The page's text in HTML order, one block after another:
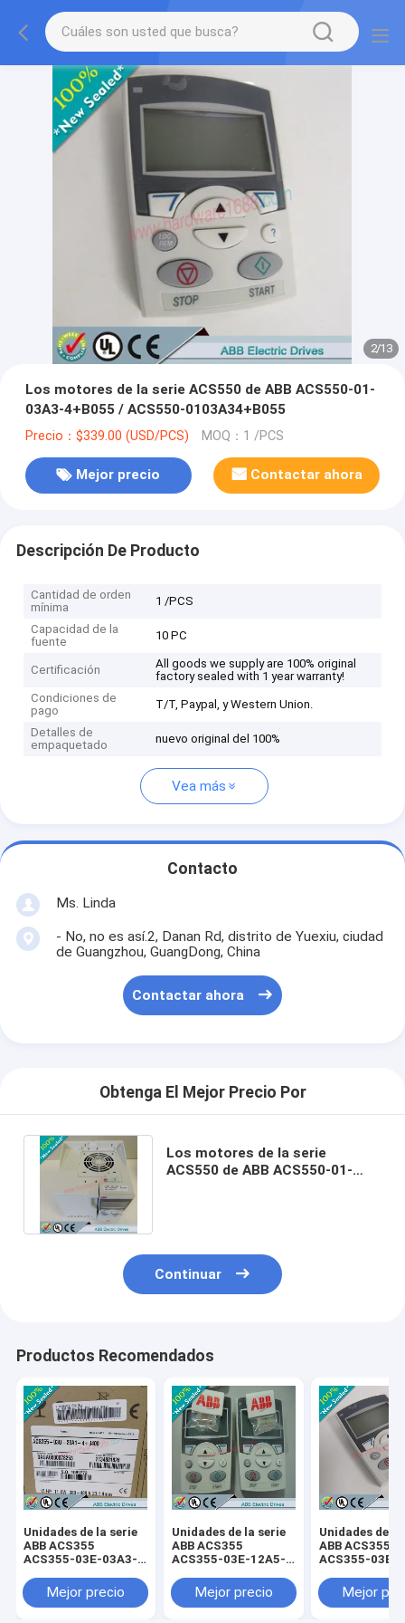
2/13
Los motores de la serie ACS550 de ABB ACS550-01-
03A3-4+B055 / ACS550-0103A34+B055
Precio：$339.00 (USD/PCS) MOQ：1 /PCS
Mejor precio Contactar ahora
Descripción De Producto
Cantidad de orden
mínima
1 /PCS
Capacidad de la
fuente
10 PC
Certificación
All goods we supply are 100% original
factory sealed with 1 year warranty!
Condiciones de
pago
T/T, Paypal, y Western Union.
Detalles de
empaquetado
nuevo original del 100%
Vea más
Contacto
Ms. Linda
- No, no es así.2, Danan Rd, distrito de Yuexiu, ciudad
de Guangzhou, GuangDong, China
Contactar ahora
Obtenga El Mejor Precio Por
Los motores de la serie
ACS550 de ABB ACS550-01-
Continuar
Productos Recomendados
Unidades de la serie
ABB ACS355
ACS355-03E-03A3-
ACS35503E03A34+B063
Mejor precio
Unidades de la serie
ABB ACS355
ACS355-03E-12A5-
ACS35503E12A54+B063
Mejor precio
Unidades de
ABB ACS355
ACS355-03E-
Mejor